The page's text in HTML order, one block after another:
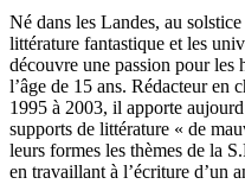
Né dans les Landes, au
littérature fantastique et les
découvre une passion pour les
l’âge de 15 ans. Rédacteur en
1995 à 2003, il apporte
supports de littérature « de
leurs formes les thèmes de la
en travaillant à l’écriture d’un